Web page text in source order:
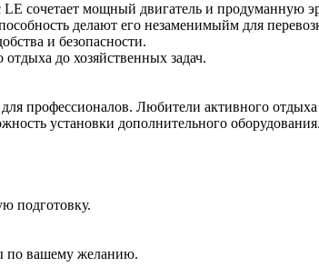
сочетает мощный двигатель и продуманную
делают его незаменимыйм для
и безопасности.
до хозяйственных задач.
профессионалов. Любители активного
установки дополнительного
подготовку.
по вашему желанию.